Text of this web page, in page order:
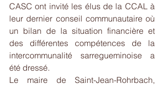
CASC ont invité les élus de la CCAL à
leur dernier conseil communautaire où
un bilan de la situation financière et
des différentes compétences de la
intercommunalité sarregueminoise a
été dressé.
Le maire de Saint-Jean-Rohrbach,